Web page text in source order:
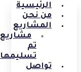
الرئيسية
من نحن
المشاريع
مشاريع
تم
تسليمها
تواصل